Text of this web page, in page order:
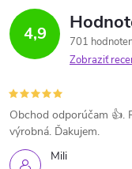
4,9
701
Zobraziť
Mili
Obchod odporúčam 👍.
výrobná. Ďakujem.